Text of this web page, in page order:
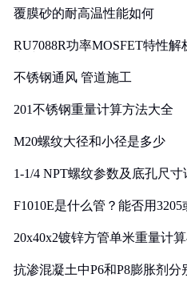
覆膜砂的耐高温性能如何
RU7088R功率MOSFET特性
不锈钢通风 管道施工
201不锈钢重量计算方法大全
M20螺纹大径和小径是多少
1-1/4 NPT螺纹参数及底孔尺寸
F1010E是什么管？能否用3205
20x40x2镀锌方管单米重量计
抗渗混凝土中P6和P8膨胀剂分